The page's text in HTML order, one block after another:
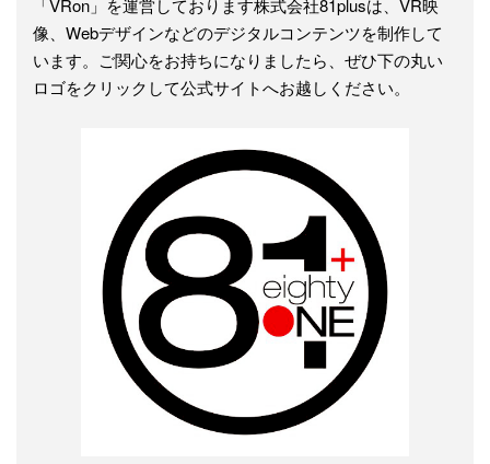
「VRon」を運営しております株式会社81plusは、VR映
像、Webデザインなどのデジタルコンテンツを制作して
います。ご関心をお持ちになりましたら、ぜひ下の丸い
ロゴをクリックして公式サイトへお越しください。